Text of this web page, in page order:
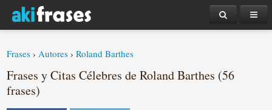
Frases ›Autores ›Roland Barthes
Frases y Citas Célebres de Roland Barthes (56
frases)